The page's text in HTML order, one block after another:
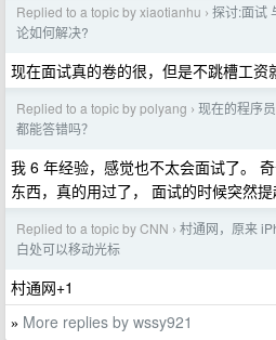
Replied to a topic by xiaotianhu › 探讨:面试
论如何解决?
现在面试真的卷的很，但是不跳槽工资
Replied to a topic by polyang › 现在的程序
都能答错吗？
我 6 年经验，感觉也不太会面试了。
东西，真的用过了， 面试的时候突然
Replied to a topic by CNN › 村通网，原来
白处可以移动光标
村通网+1
» More replies by wssy921